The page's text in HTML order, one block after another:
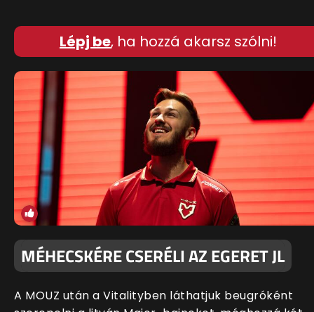
Lépj be, ha hozzá akarsz szólni!
MÉHECSKÉRE CSERÉLI AZ EGERET JL
A MOUZ után a Vitalityben láthatjuk beugróként